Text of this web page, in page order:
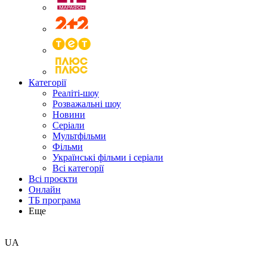
Категорії
Реаліті-шоу
Розважальні шоу
Новини
Серіали
Мультфільми
Фільми
Українські фільми і серіали
Всі категорії
Всі проєкти
Онлайн
ТБ програма
Еще
UA